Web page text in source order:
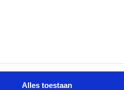
Alles toestaan